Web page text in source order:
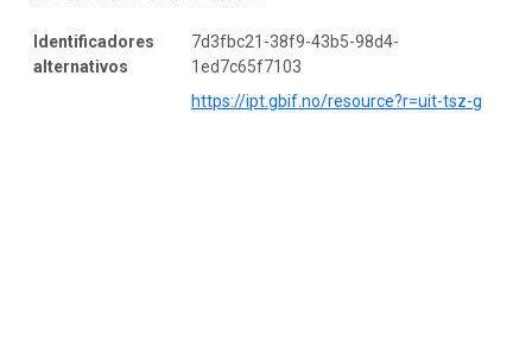
Identificadores
alternativos
7d3fbc21-38f9-43b5-98d4-
1ed7c65f7103
https://ipt.gbif.no/resource?r=uit-tsz-g